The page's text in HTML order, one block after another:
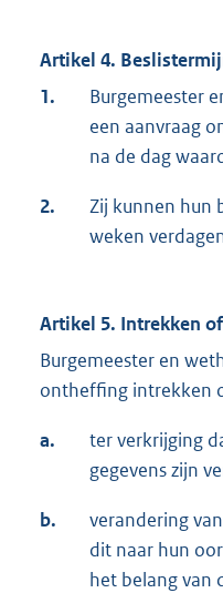
Artikel 4.
1.
Burgemeester
een aanvraag
na de dag
2.
Zij kunnen hun
weken
Artikel 5. Intrekken
Burgemeester en
ontheffing intrekken
a.
ter verkrijging
gegevens zijn
b.
verandering
dit naar hun
het belang van